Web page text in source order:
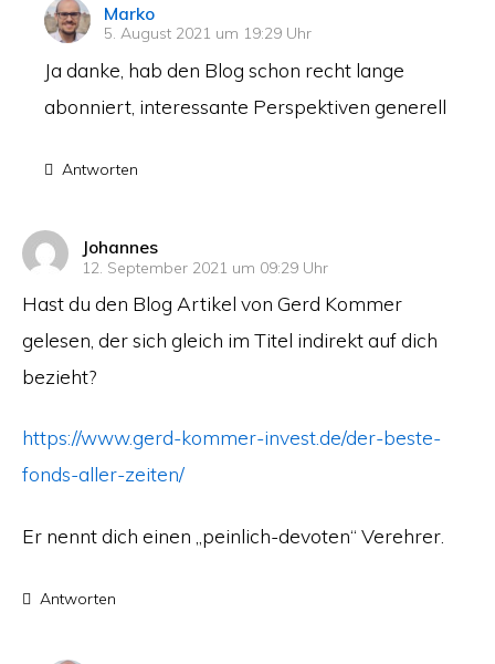
Marko
sagt:
5. August 2021 um 19:29 Uhr
Ja danke, hab den Blog schon recht lange
abonniert, interessante Perspektiven generell
Antworten
Johannes
sagt:
12. September 2021 um 09:29 Uhr
Hast du den Blog Artikel von Gerd Kommer
gelesen, der sich gleich im Titel indirekt auf dich
bezieht?
https://www.gerd-kommer-invest.de/der-beste-
fonds-aller-zeiten/
Er nennt dich einen „peinlich-devoten“ Verehrer.
Antworten